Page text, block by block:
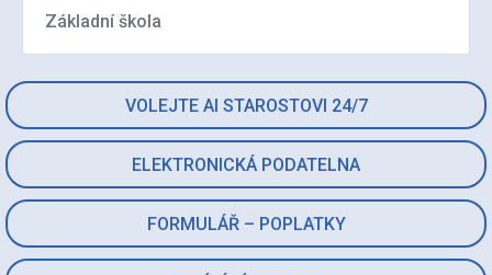
VOLEJTE AI STAROSTOVI 24/7
ELEKTRONICKÁ PODATELNA
FORMULÁŘ – POPLATKY
Základní škola